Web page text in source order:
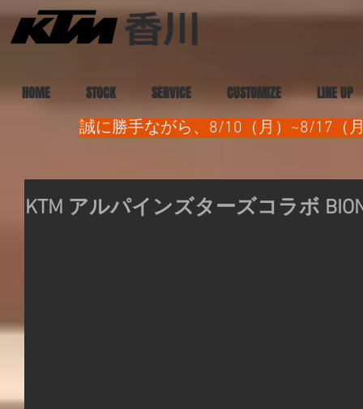
HOME STOCK SERVICE CUSTOMIZE LINE UP
誠に勝手ながら、8/10（月）~8/17（
KTM アルパインズターズコラボ